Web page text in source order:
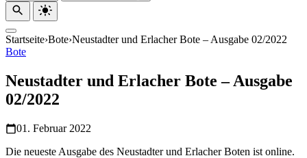
Startseite›Bote›Neustadter und Erlacher Bote – Ausgabe 02/2022
Bote
Neustadter und Erlacher Bote – Ausgabe
02/2022
01. Februar 2022
Die neueste Ausgabe des Neustadter und Erlacher Boten ist online.